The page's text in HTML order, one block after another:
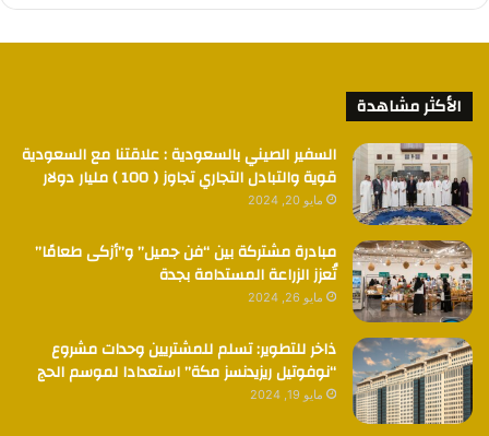
الأكثر مشاهدة
السفير الصيني بالسعودية : علاقتنا مع السعودية
قوية والتبادل التجاري تجاوز ( 100 ) مليار دولار
مايو 20, 2024
مبادرة مشتركة بين “فن جميل” و”أزكى طعامًا”
تُعزز الزراعة المستدامة بجدة
مايو 26, 2024
ذاخر للتطوير: تسلم للمشتريين وحدات مشروع
“نوفوتيل ريزيدنسز مكة” استعدادا لموسم الحج
مايو 19, 2024